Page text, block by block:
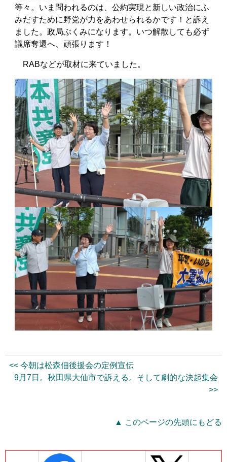
等々。いま問われるのは、公約実現と新しい政治にふ
みだすために野党が力をあわせられるかです！と訴え
ました。政局ぶくみになります。いつ解散しても必ず
議席奪還へ、頑張ります！
RABなどが取材に来ていました。
<< 今朝は松森佃後援会の定例宣伝
9月7日。秋田県大仙市で訴える。そして劇的な決起集会
>>
▲ このページの先頭にもどる